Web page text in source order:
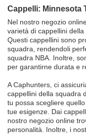
Cappelli: Minnesota
Nel nostro negozio
varietà di cappellini
Questi cappellini sono
squadra, rendendoli
squadra NBA. Inoltre,
per garantirne durata e
A Caphunters, ci
cappellini della squadra
tu possa scegliere
tue esigenze. Dai
nostro negozio online
personalità. Inoltre, i